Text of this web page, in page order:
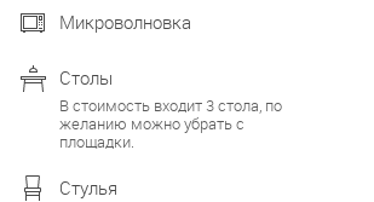
Микроволновка
Столы
В стоимость входит 3 стола, по
желанию можно убрать с
площадки.
Стулья